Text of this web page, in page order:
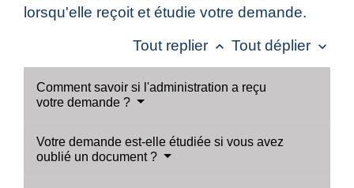
lorsqu'elle reçoit et étudie votre demande.
Tout replier keyboard_arrow_up Tout déplier keyboard_arrow_down
Comment savoir si l'administration a reçu
votre demande ?
Votre demande est-elle étudiée si vous avez
oublié un document ?